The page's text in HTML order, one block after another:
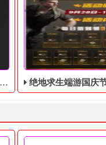
绝地求生端游国庆节的终极白嫖活动，